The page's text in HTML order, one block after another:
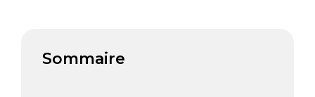
Sommaire